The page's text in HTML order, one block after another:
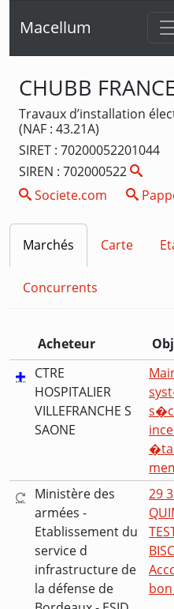
Macellum
CHUBB
Travaux d’installation
(NAF : 43.21A)
SIRET : 70200052201044
SIREN : 702000522
Societe.com
Marchés Carte
Concurrents
Acheteur
CTRE
HOSPITALIER
VILLEFRANCHE S
SAONE
Ministère des
armées -
Etablissement du
service d
infrastructure de
la défense de
29